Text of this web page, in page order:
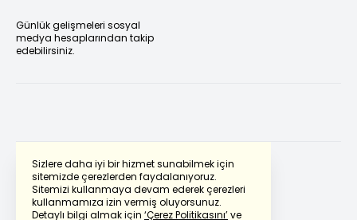
Sizlere daha iyi bir hizmet sunabilmek için
sitemizde çerezlerden faydalanıyoruz.
Sitemizi kullanmaya devam ederek çerezleri
kullanmamıza izin vermiş oluyorsunuz.
Detaylı bilgi almak için ‘Çerez Politikasını’ve
Günlük gelişmeleri sosyal
medya hesaplarından takip
edebilirsiniz.
Powered by Translate